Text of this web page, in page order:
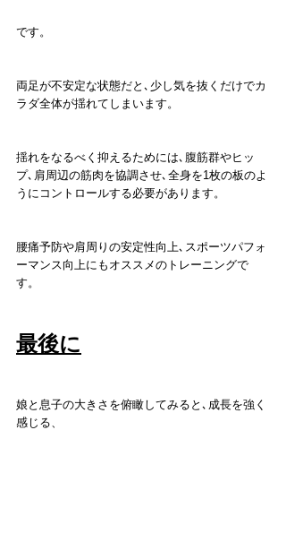
です。
両足が不安定な状態だと､少し気を抜くだけでカ
ラダ全体が揺れてしまいます。
揺れをなるべく抑えるためには､腹筋群やヒッ
プ､肩周辺の筋肉を協調させ､全身を1枚の板のよ
うにコントロールする必要があります。
腰痛予防や肩周りの安定性向上､スポーツパフォ
ーマンス向上にもオススメのトレーニングで
す。
最後に
娘と息子の大きさを俯瞰してみると､成長を強く
感じる、